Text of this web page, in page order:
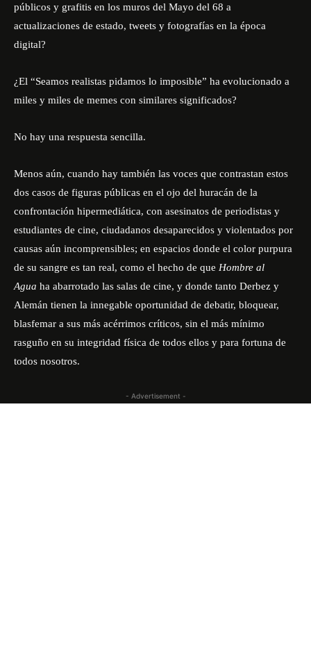
públicos y grafitis en los muros del Mayo del 68 a
actualizaciones de estado, tweets y fotografías en la época
digital?
¿El “Seamos realistas pidamos lo imposible” ha evolucionado a
miles y miles de memes con similares significados?
No hay una respuesta sencilla.
Menos aún, cuando hay también las voces que contrastan estos
dos casos de figuras públicas en el ojo del huracán de la
confrontación hipermediática, con asesinatos de periodistas y
estudiantes de cine, ciudadanos desaparecidos y violentados por
causas aún incomprensibles; en espacios donde el color purpura
de su sangre es tan real, como el hecho de que Hombre al
Agua ha abarrotado las salas de cine, y donde tanto Derbez y
Alemán tienen la innegable oportunidad de debatir, bloquear,
blasfemar a sus más acérrimos críticos, sin el más mínimo
rasguño en su integridad física de todos ellos y para fortuna de
todos nosotros.
- Advertisement -